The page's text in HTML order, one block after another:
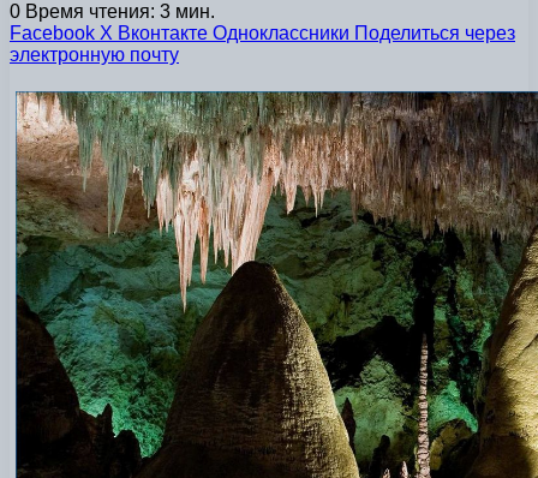
0 Время чтения: 3 мин.
Facebook X Вконтакте Одноклассники Поделиться через
электронную почту